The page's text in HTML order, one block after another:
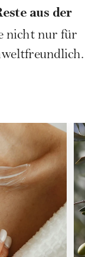
aus der
nicht nur für